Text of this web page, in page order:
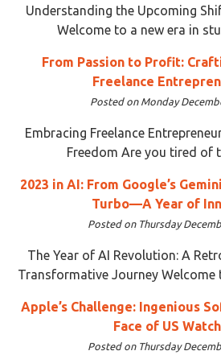
Understanding the Upcoming
Welcome to a new era in
From Passion to Profit:
Freelance
Posted on Monday
Embracing Freelance
Freedom Are you tired of
2023 in AI: From Google’s
Turbo—A Year of
Posted on Thursday
The Year of AI Revolution: A
Transformative Journey Welcome
Apple’s Challenge: Ingenious
Face of US
Posted on Thursday